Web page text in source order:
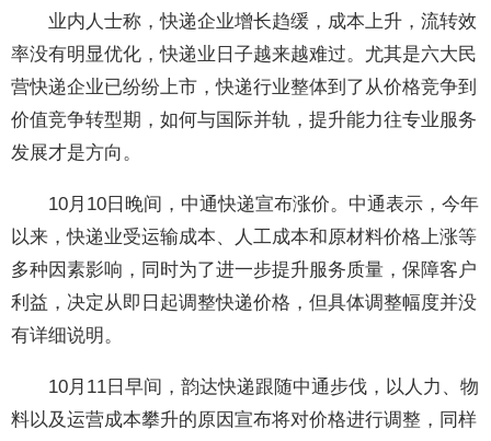
业内人士称，快递企业增长趋缓，成本上升，流转效
率没有明显优化，快递业日子越来越难过。尤其是六大民
营快递企业已纷纷上市，快递行业整体到了从价格竞争到
价值竞争转型期，如何与国际并轨，提升能力往专业服务
发展才是方向。
10月10日晚间，中通快递宣布涨价。中通表示，今年
以来，快递业受运输成本、人工成本和原材料价格上涨等
多种因素影响，同时为了进一步提升服务质量，保障客户
利益，决定从即日起调整快递价格，但具体调整幅度并没
有详细说明。
10月11日早间，韵达快递跟随中通步伐，以人力、物
料以及运营成本攀升的原因宣布将对价格进行调整，同样